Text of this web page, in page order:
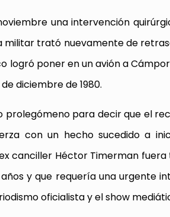
una intervención
militar trató nuevamente de
logró poner en un avión a
diciembre de 1980.
prolegómeno para decir que el
con un hecho sucedido a
canciller Héctor Timerman
y que requería una urgente
oficialista y el show